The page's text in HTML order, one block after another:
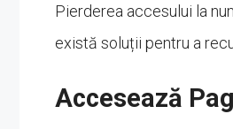
Pierderea accesului la
există soluții pentru a
Accesează